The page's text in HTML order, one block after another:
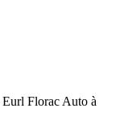
Eurl Florac Auto à